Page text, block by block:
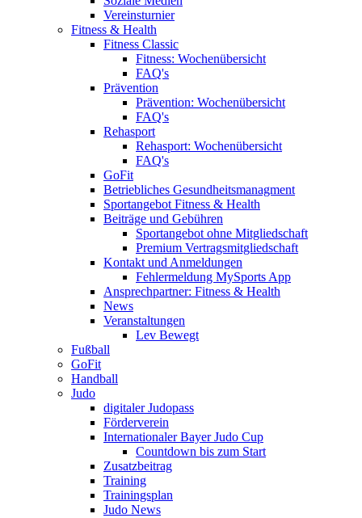
Vereinsturnier
Fitness & Health
Fitness Classic
Fitness: Wochenübersicht
FAQ's
Prävention
Prävention: Wochenübersicht
FAQ's
Rehasport
Rehasport: Wochenübersicht
FAQ's
GoFit
Betriebliches Gesundheitsmanagment
Sportangebot Fitness & Health
Beiträge und Gebühren
Sportangebot ohne Mitgliedschaft
Premium Vertragsmitgliedschaft
Kontakt und Anmeldungen
Fehlermeldung MySports App
Ansprechpartner: Fitness & Health
News
Veranstaltungen
Lev Bewegt
Fußball
GoFit
Handball
Judo
digitaler Judopass
Förderverein
Internationaler Bayer Judo Cup
Countdown bis zum Start
Zusatzbeitrag
Training
Trainingsplan
Judo News